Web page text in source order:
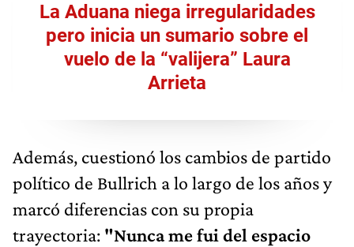
La Aduana niega irregularidades
pero inicia un sumario sobre el
vuelo de la “valijera” Laura
Arrieta
Además, cuestionó los cambios de partido
político de Bullrich a lo largo de los años y
marcó diferencias con su propia
trayectoria: "Nunca me fui del espacio